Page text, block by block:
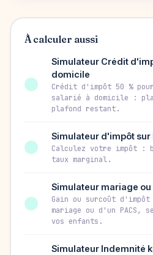
À calculer aussi
Simulateur Crédit
domicile
Crédit d'impôt 50 %
salarié à domicile :
plafond restant.
Simulateur d'impôt sur
Calculez votre impôt :
taux marginal.
Simulateur mariage ou
Gain ou surcoût
mariage ou d'un PACS,
vos enfants.
Simulateur Indemnité